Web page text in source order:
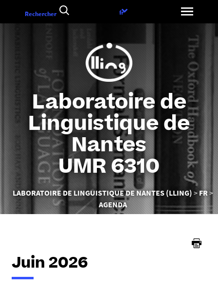
Laboratoire de
Linguistique de
Nantes
UMR 6310
Vous
êtes
ici :
LABORATOIRE DE LINGUISTIQUE DE NANTES (LLING)
FR
AGENDA
Rechercher
Choix
fr
Juin 2026